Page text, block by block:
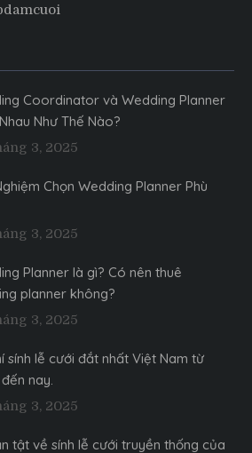
Coordinator và Wedding Planner
Như Thế Nào?
3, 2025
Chọn Wedding Planner Phù
3, 2025
Planner là gì? Có nên thuê
planner không?
3, 2025
sính lễ cưới đắt nhất Việt Nam từ
nay.
3, 2025
tật về sính lễ cưới truyền thống của